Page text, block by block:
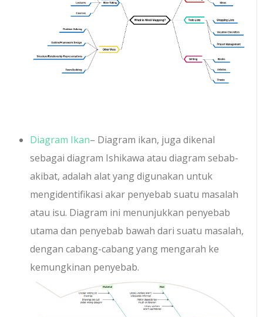
Diagram Ikan– Diagram ikan, juga dikenal
sebagai diagram Ishikawa atau diagram sebab-
akibat, adalah alat yang digunakan untuk
mengidentifikasi akar penyebab suatu masalah
atau isu. Diagram ini menunjukkan penyebab
utama dan penyebab bawah dari suatu masalah,
dengan cabang-cabang yang mengarah ke
kemungkinan penyebab.